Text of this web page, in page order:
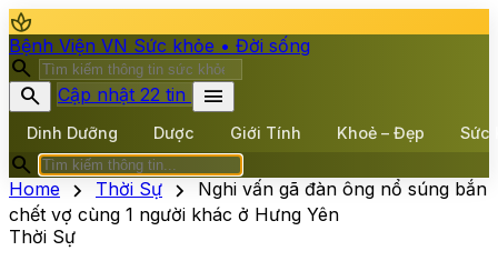
spa
Bệnh Viện VN Sức khỏe • Đời sống
search
search
Cập nhật 22 tin menu
Dinh Dưỡng Dược Giới Tính Khoẻ – Đẹp Sức
search
Home chevron_right Thời Sự chevron_right
Nghi vấn gã đàn ông nổ súng bắn
chết vợ cùng 1 người khác ở Hưng Yên
Thời Sự